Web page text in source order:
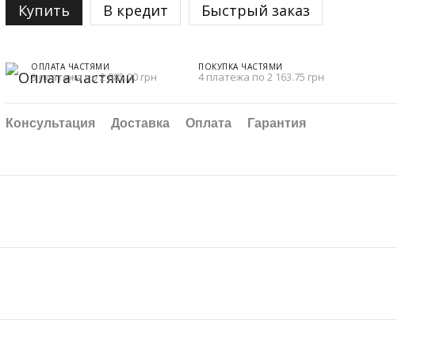
Купить В кредит Быстрый заказ
ОПЛАТА ЧАСТЯМИ
3 платежа по 2 885.00 грн
ПОКУПКА ЧАСТЯМИ
4 платежа по 2 163.75 грн
Консультация Доставка Оплата Гарантия